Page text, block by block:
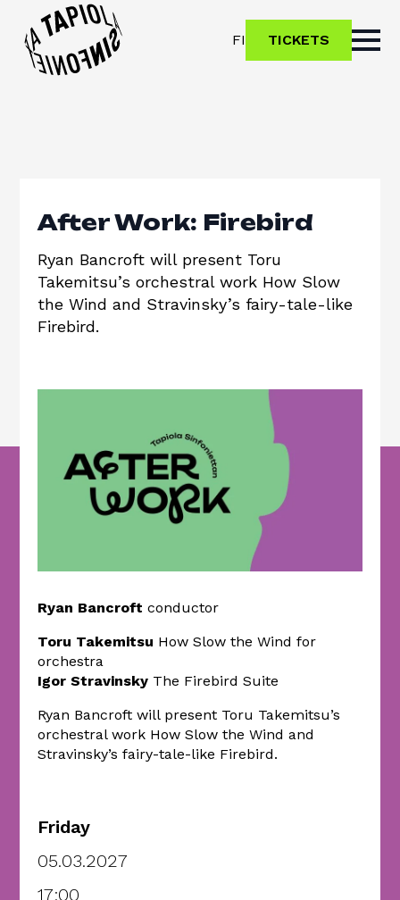
FI TICKETS
After Work: Firebird
Ryan Bancroft will present Toru
Takemitsu’s orchestral work How Slow
the Wind and Stravinsky’s fairy-tale-like
Firebird.
Ryan Bancroft conductor
Toru Takemitsu How Slow the Wind for
orchestra
Igor Stravinsky The Firebird Suite
Ryan Bancroft will present Toru Takemitsu’s
orchestral work How Slow the Wind and
Stravinsky’s fairy-tale-like Firebird.
Friday
05.03.2027
17:00